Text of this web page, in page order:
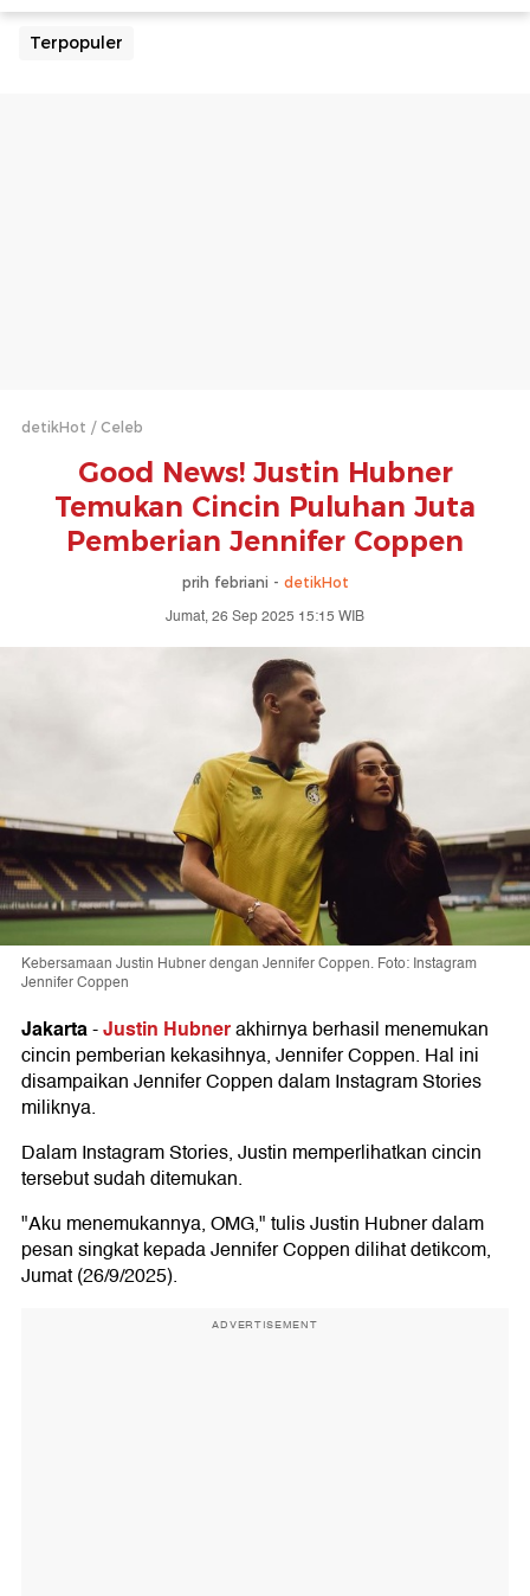
Terpopuler
detikHot Celeb
Good News! Justin Hubner
Temukan Cincin Puluhan Juta
Pemberian Jennifer Coppen
prih febriani - detikHot
Jumat, 26 Sep 2025 15:15 WIB
Kebersamaan Justin Hubner dengan Jennifer Coppen. Foto: Instagram
Jennifer Coppen
Jakarta-Justin Hubnerakhirnya berhasil menemukan
cincin pemberian kekasihnya, Jennifer Coppen. Hal ini
disampaikan Jennifer Coppen dalam Instagram Stories
miliknya.
Dalam Instagram Stories, Justin memperlihatkan cincin
tersebut sudah ditemukan.
"Aku menemukannya, OMG," tulis Justin Hubner dalam
pesan singkat kepada Jennifer Coppen dilihat detikcom,
Jumat (26/9/2025).
ADVERTISEMENT